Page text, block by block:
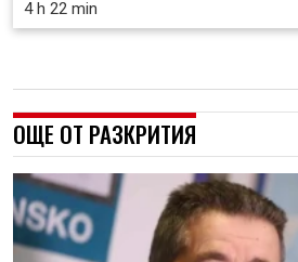
4 h 22 min
ОЩЕ ОТ РАЗКРИТИЯ